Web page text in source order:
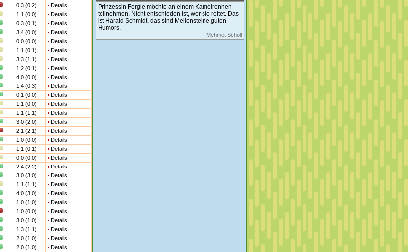
0:3 (0:2)
Details
1:1 (0:0)
Details
0:3 (0:1)
Details
3:4 (0:0)
Details
0:0 (0:0)
Details
1:1 (0:1)
Details
3:3 (1:1)
Details
1:2 (0:1)
Details
4:0 (0:0)
Details
1:4 (0:3)
Details
0:1 (0:0)
Details
1:1 (0:0)
Details
1:1 (1:1)
Details
3:0 (2:0)
Details
2:1 (2:1)
Details
1:0 (0:0)
Details
1:1 (0:1)
Details
0:0 (0:0)
Details
2:4 (2:2)
Details
3:0 (3:0)
Details
1:1 (1:1)
Details
4:0 (3:0)
Details
1:0 (1:0)
Details
1:0 (0:0)
Details
3:0 (1:0)
Details
1:3 (1:1)
Details
2:0 (1:0)
Details
2:0 (1:0) Details
Prinzessin Fergie möchte an einem Kamelrennen
teilnehmen. Nicht entschieden ist, wer sie reitet. Das
ist Harald Schmidt, das sind Meilensteine guten
Humors.
Mehmet Scholl